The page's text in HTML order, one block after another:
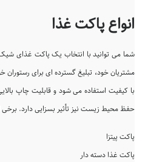
انواع پاکت غذا
شما می توانید با انتخاب یک پاکت غذای
مشتریان خود، تبلیغ گسترده ای برای رستوران
با کیفیت استفاده می شود و قابلیت چاپ
حفظ محیط زیست نیز تأثیر بسزایی دارد. برخی
پاکت پیتزا
پاکت غذا دسته دار